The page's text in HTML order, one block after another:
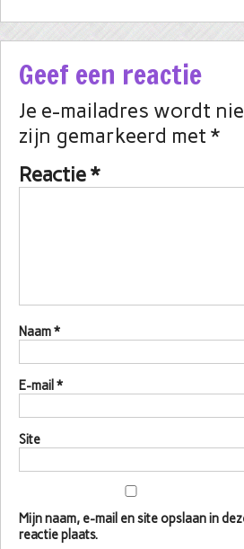
Geef een reactie
Je e-mailadres wordt
zijn gemarkeerd met *
Reactie*
Naam*
E-mail *
Site
Mijn naam, e-mail en site opslaan in
reactie plaats.